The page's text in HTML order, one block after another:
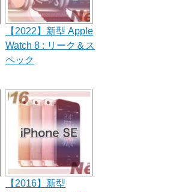
【2022】新型 Apple
Watch 8 : リーク＆ス
ペック
【2016】新型